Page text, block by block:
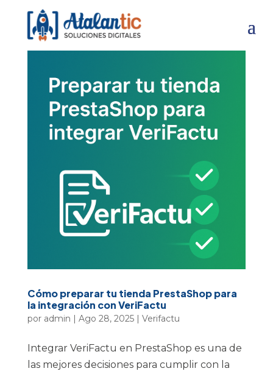
Cómo preparar tu tienda PrestaShop para
la integración con VeriFactu
por admin | Ago 28, 2025| Verifactu
Integrar VeriFactu en PrestaShop es una de
las mejores decisiones para cumplir con la